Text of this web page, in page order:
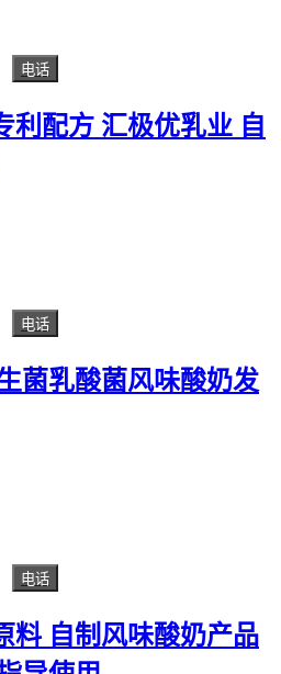
电话
利配方 汇极优乳业 自
电话
菌乳酸菌风味酸奶发
电话
料 自制风味酸奶产品